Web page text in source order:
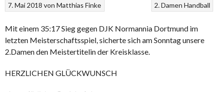
2. Damen Handball
7. Mai 2018 vonMatthias Finke
Mit einem 35:17 Sieg gegen DJK Normannia Dortmund im
letzten Meisterschaftsspiel, sicherte sich am Sonntag unsere
2.Damen den Meistertitelin der Kreisklasse.
HERZLICHEN GLÜCKWUNSCH